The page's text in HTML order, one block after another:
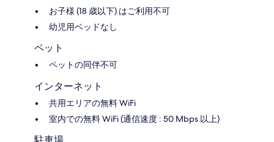
お子様 (18 歳以下) はご利用不可
幼児用ベッドなし
ペット
ペットの同伴不可
インターネット
共用エリアの無料 WiFi
室内での無料 WiFi (通信速度 : 50 Mbps 以上)